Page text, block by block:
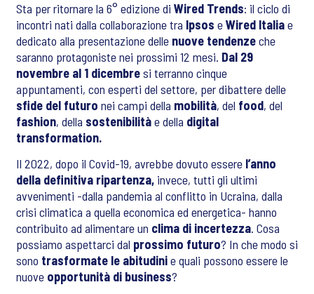
Sta per ritornare la 6° edizione di Wired Trends: il ciclo di
incontri nati dalla collaborazione tra Ipsos eWired Italiae
dedicato alla presentazione delle nuove tendenzeche
saranno protagoniste nei prossimi 12 mesi. Dal 29
novembre al 1 dicembresi terranno cinque
appuntamenti, con esperti del settore, per dibattere delle
sfide del futuro nei campi della mobilità, del food, del
fashion, della sostenibilitàe della digital
transformation.
Il 2022, dopo il Covid-19, avrebbe dovuto essere l’anno
della definitiva ripartenza, invece, tutti gli ultimi
avvenimenti -dalla pandemia al conflitto in Ucraina, dalla
crisi climatica a quella economica ed energetica- hanno
contribuito ad alimentare un clima di incertezza. Cosa
possiamo aspettarci dal prossimo futuro? In che modo si
sono trasformate le abitudinie quali possono essere le
nuove opportunità di business?